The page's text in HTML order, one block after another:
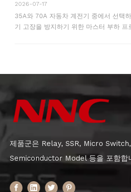
2026-07-17
35A와 70A 자동차 계전기 중에서 선택
기 고장을 방지하기 위한 마스터 부하 프
제품군은 Relay, SSR, Micro
Semiconductor Model 등을 포함합